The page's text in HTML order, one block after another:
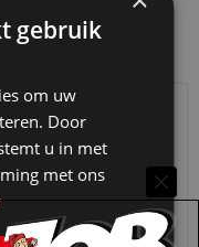
gebruik
om uw
Door
u in met
met ons